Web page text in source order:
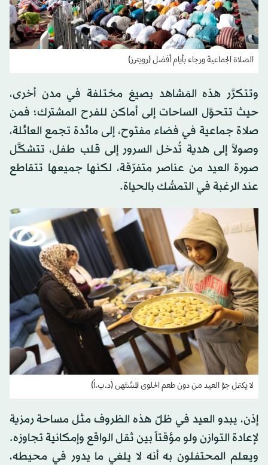
الصلاة الجماعية ورجاء بأيام أفضل (رويترز)
وتتكرَّر هذه المَشاهد بصيغ مختلفة في مدن أخرى،
حيث تتحوَّل الساحات إلى أماكن للفرح المشترك؛ فمن
صلاة جماعية في فضاء مفتوح، إلى مائدة تجمع العائلة،
وصولاً إلى هدية تُدخل السرور إلى قلب طفل، تتشكَّل
صورة العيد من عناصر متفرّقة، لكنها جميعها تتقاطع
عند الرغبة في التمسُّك بالحياة.
لا يكتمل جوّ العيد من دون طعم الحلوى المُشتَهى (د.ب.أ)
إذن، يبدو العيد في ظلّ هذه الظروف مثل مساحة رمزية
لإعادة التوازن ولو مؤقتاً بين ثقل الواقع وإمكانية تجاوزه.
ويعلم المحتفلون به أنه لا يلغي ما يدور في محيطه،